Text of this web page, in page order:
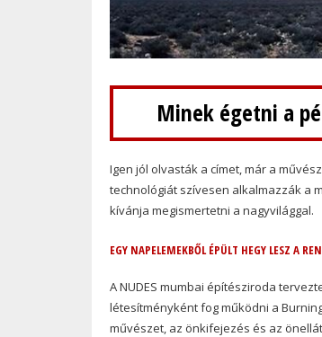
Minek égetni a
Igen jól olvasták a címet, már a
technológiát szívesen alkalmazzák a
kívánja megismertetni a nagyvilággal.
EGY NAPELEMEKBŐL ÉPÜLT HEGY LESZ A
A NUDES mumbai építésziroda
létesítményként fog működni a
művészet, az önkifejezés és az